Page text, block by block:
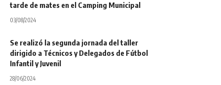
tarde de mates en el Camping Municipal
03/08/2024
Se realizó la segunda jornada del taller
dirigido a Técnicos y Delegados de Fútbol
Infantil y Juvenil
28/06/2024